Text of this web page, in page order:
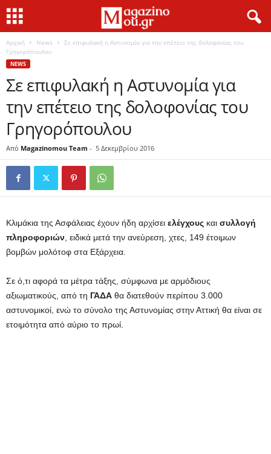
Αρχική News
Σε επιφυλακή η Αστυνομία για την επέτειο της δολοφονίας του
Γρηγορόπουλου
NEWS
Σε επιφυλακή η Αστυνομία για
την επέτειο της δολοφονίας του
Γρηγορόπουλου
Από Magazinomou Team - 5 Δεκεμβρίου 2016
Κλιμάκια της Ασφάλειας έχουν ήδη αρχίσει ελέγχους και συλλογή
πληροφοριών , ειδικά μετά την ανεύρεση, χτες, 149 έτοιμων
βομβών μολότοφ στα Εξάρχεια.
Σε ό,τι αφορά τα μέτρα τάξης, σύμφωνα με αρμόδιους
αξιωματικούς, από τη ΓΑΔΑ θα διατεθούν περίπου 3.000
αστυνομικοί, ενώ το σύνολο της Αστυνομίας στην Αττική θα είναι σε
ετοιμότητα από αύριο το πρωί.